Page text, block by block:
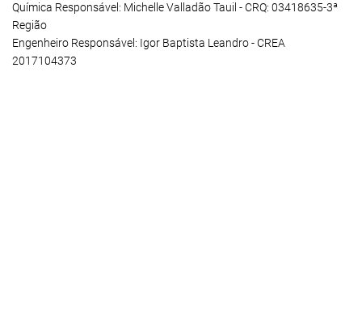
Química Responsável: Michelle Valladão Tauil - CRQ: 03418635-3ª
Região
Engenheiro Responsável: Igor Baptista Leandro - CREA
2017104373